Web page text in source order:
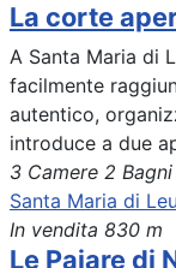
La corte
A Santa Maria di
facilmente
autentico,
introduce a due
3 Camere 2 Bagni
Santa Maria di
In vendita 830 m
Le Pajare di